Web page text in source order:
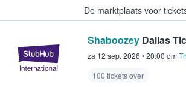
De marktplaats voor
StubHub: waar
Shaboozey Dallas
za 12 sep. 2026 •20:00 om
100 tickets over